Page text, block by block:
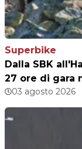
Superbike
Dalla SBK
27 ore di gara
03 agosto 2026